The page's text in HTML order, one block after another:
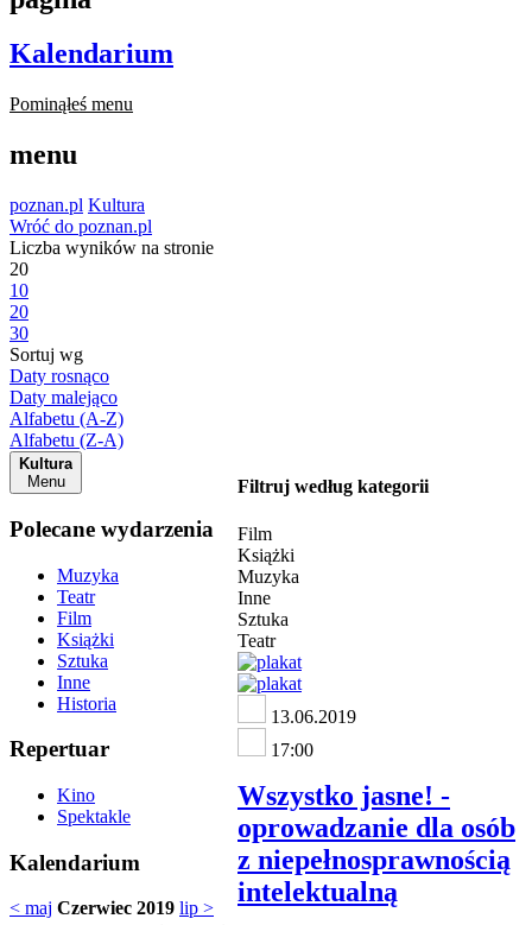
Kalendarium
Pominąłeś menu
menu
poznan.pl Kultura
Wróć do poznan.pl
Liczba wyników na stronie
20
10
20
30
Sortuj wg
Daty rosnąco
Daty malejąco
Alfabetu (A-Z)
Alfabetu (Z-A)
Kultura
Menu
Polecane wydarzenia
Muzyka
Teatr
Film
Książki
Sztuka
Inne
Historia
Repertuar
Kino
Spektakle
Kalendarium
< maj Czerwiec 2019 lip >
Filtruj według kategorii
Film
Książki
Muzyka
Inne
Sztuka
Teatr
13.06.2019
17:00
Wszystko jasne! -
oprowadzanie dla osób
z niepełnosprawnością
intelektualną